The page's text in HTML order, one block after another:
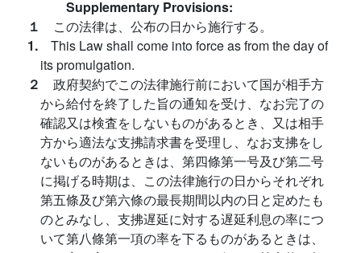
Supplementary Provisions:
１ この法律は、公布の日から施行する。
1. This Law shall come into force as from the day of
its promulgation.
２ 政府契約でこの法律施行前において国が相手方
から給付を終了した旨の通知を受け、なお完了の
確認又は検査をしないものがあるとき、又は相手
方から適法な支拂請求書を受理し、なお支拂をし
ないものがあるときは、第四條第一号及び第二号
に掲げる時期は、この法律施行の日からそれぞれ
第五條及び第六條の最長期間以内の日と定めたも
のとみなし、支拂遅延に対する遅延利息の率につ
いて第八條第一項の率を下るものがあるときは、